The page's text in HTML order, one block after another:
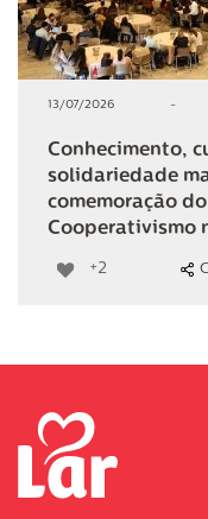
13/07/2026 -
Conhecimento,
solidariedade
comemoração
Cooperativismo
+2